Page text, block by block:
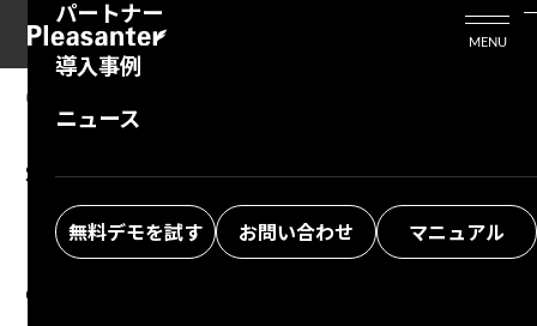
活用シーン
Enterprise Edition
パートナー
プリザンタービジネスを検討中の方
導入事例
ニュース
無料デモを試す お問い合わせ マニュアル
MENU
06.26.2025
Developer Function: Server Script:
$ps.file.moveDirectory
Overview